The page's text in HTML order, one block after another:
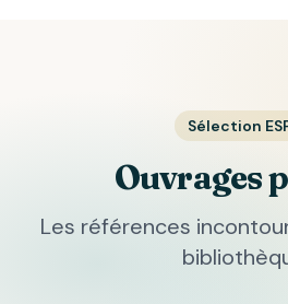
Sélection
Ouvrages
Les références